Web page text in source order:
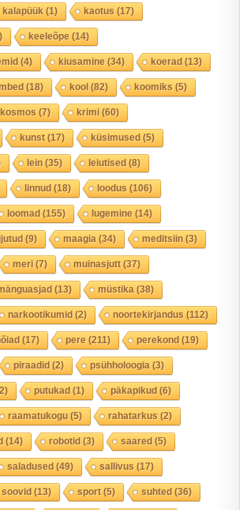
kalapüük (1) kaotus (17)
keeleõpe (14)
(4) kiusamine (34) koerad(13)
(18) kool(82) koomiks (5)
kosmos (7) krimi(60)
kunst(17) küsimused(5)
lein(35) leiutised(8)
linnud(18) loodus (106)
loomad(155) lugemine (14)
(9) maagia (34) meditsiin(3)
meri(7) muinasjutt(37)
(13) müstika (38)
narkootikumid(2) noortekirjandus (112)
(17) pere (211) perekond(19)
piraadid(2) psühholoogia (3)
putukad(1) päkapikud(6)
raamatukogu(5) rahatarkus (2)
(14) robotid(3) saared(5)
saladused(49) sallivus (17)
soovid(13) sport(5) suhted(36)